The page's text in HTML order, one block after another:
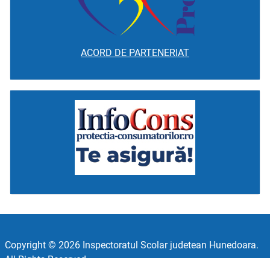
ACORD DE PARTENERIAT
Copyright © 2026 Inspectoratul Scolar judetean Hunedoara.